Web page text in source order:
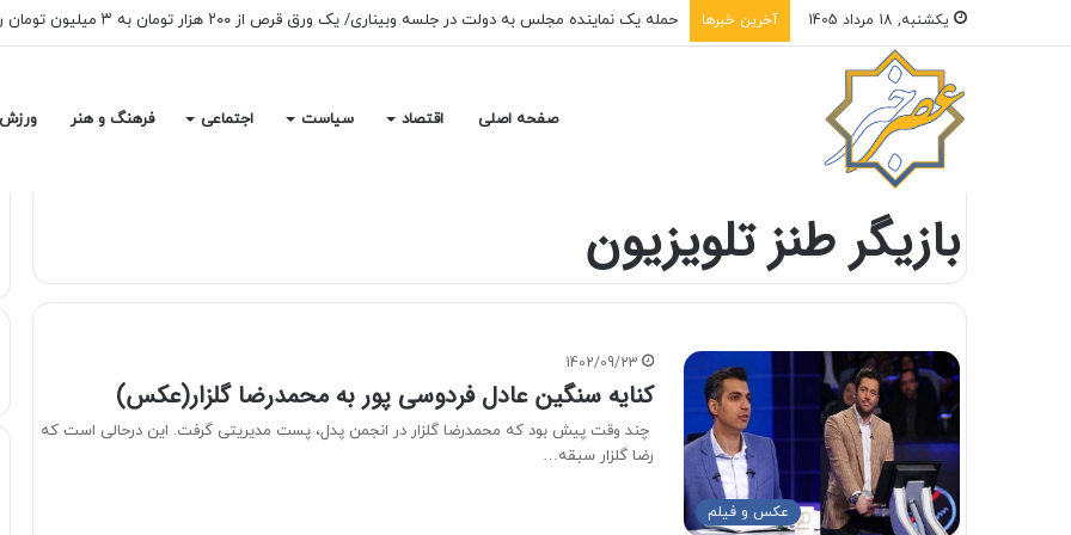
یکشنبه, 18 مرداد 1405 آخرین خبرها
صفحه اصلی اقتصاد سیاست اجتماعی فرهنگ و هنر ورزش
خانه/بازیگر طنز تلویزیون
بازیگر طنز تلویزیون
عکس و فیلم
1402/09/23
کنایه سنگین عادل فردوسی پور به محمدرضا گلزار(عکس)
چند وقت پیش بود که محمدرضا گلزار در انجمن پدل، پست مدیریتی گرفت. این درحالی است که
رضا گلزار سبقه…